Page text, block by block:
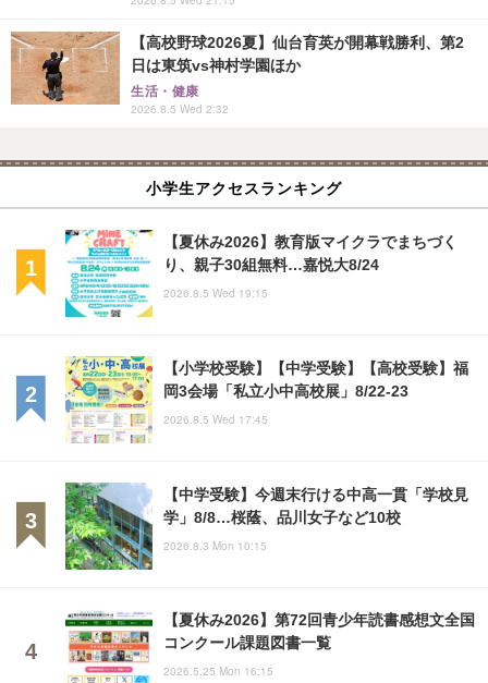
【高校野球2026夏】仙台育英が開幕戦勝利、第2
日は東筑vs神村学園ほか
生活・健康
2026.8.5 Wed 2:32
小学生アクセスランキング
【夏休み2026】教育版マイクラでまちづく
り、親子30組無料…嘉悦大8/24
2026.8.5 Wed 19:15
【小学校受験】【中学受験】【高校受験】福
岡3会場「私立小中高校展」8/22-23
2026.8.5 Wed 17:45
【中学受験】今週末行ける中高一貫「学校見
学」8/8…桜蔭、品川女子など10校
2026.8.3 Mon 10:15
【夏休み2026】第72回青少年読書感想文全国
コンクール課題図書一覧
2026.5.25 Mon 16:15